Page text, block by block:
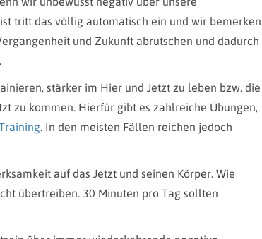
tritt das völlig automatisch ein und wir bemerken
und Zukunft abrutschen und dadurch
stärker im Hier und Jetzt zu leben bzw. die
zu kommen. Hierfür gibt es zahlreiche Übungen,
. In den meisten Fällen reichen jedoch
auf das Jetzt und seinen Körper. Wie
übertreiben. 30 Minuten pro Tag sollten